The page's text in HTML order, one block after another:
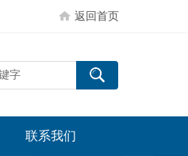
返回首页
联系我们